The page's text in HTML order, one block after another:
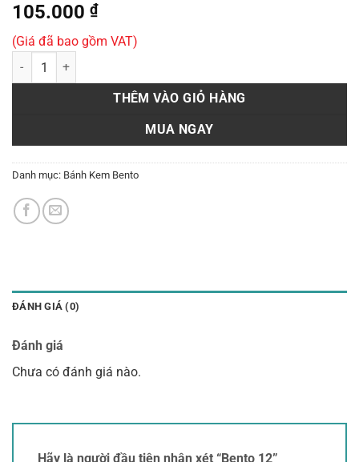
105.000 ₫
(Giá đã bao gồm VAT)
Bento 12 số lượng
THÊM VÀO GIỎ HÀNG
MUA NGAY
Danh mục: Bánh Kem Bento
ĐÁNH GIÁ (0)
Đánh giá
Chưa có đánh giá nào.
Hãy là người đầu tiên nhận xét “Bento 12”